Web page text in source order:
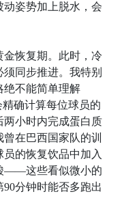
姿势加上脱水，会
金恢复期。此时，冷
同步推进。我特别
绝不能简单理解
确计算每位球员的
两小时内完成蛋白质
在巴西国家队的训
的恢复饮品中加入
——这些看似微小的
分钟时能否多跑出